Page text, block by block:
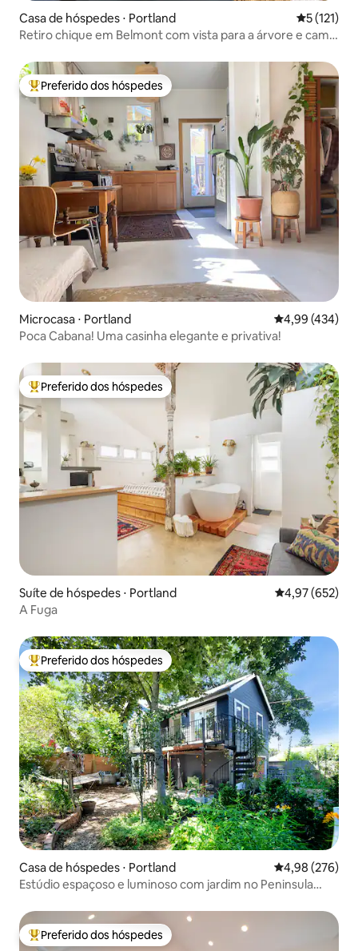
Casa de hóspedes ⋅ Portland 5 de uma
5 (121)
Retiro chique em Belmont com vista para a árvore e cama
Entre os melhores preferidos dos hóspedes
Preferido dos hóspedes
Microcasa ⋅ Portland 4,99 de uma
4,99 (434)
Poca Cabana! Uma casinha elegante e privativa!
Entre os melhores preferidos dos hóspedes
Preferido dos hóspedes
Suíte de hóspedes ⋅ Portland 4,97 de uma
4,97 (652)
A Fuga
Entre os melhores preferidos dos hóspedes
Preferido dos hóspedes
Casa de hóspedes ⋅ Portland 4,98 de uma
4,98 (276)
Estúdio espaçoso e luminoso com jardim no Peninsula
Entre os melhores preferidos dos hóspedes
Preferido dos hóspedes